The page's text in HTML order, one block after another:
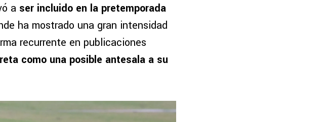
a ser incluido en la pretemporada
ha mostrado una gran intensidad
recurrente en publicaciones
como una posible antesala a su